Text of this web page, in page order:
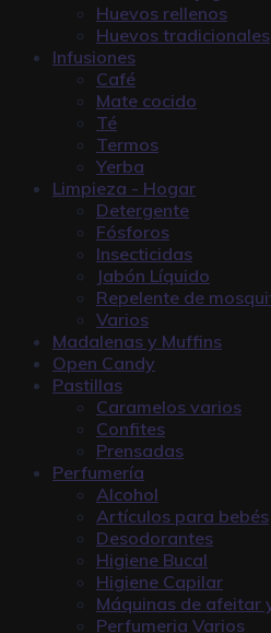
Huevos rellenos
Huevos tradicionales
Infusiones
Café
Mate cocido
Té
Termos
Yerba
Limpieza - Hogar
Detergente
Fósforos
Insecticidas
Jabón Líquido
Repelente de
Varios
Madalenas y Muffins
Open Candy
Pastillas
Caramelos varios
Confites
Prensadas
Perfumería
Alcohol
Artículos para bebés
Desodorantes
Higiene Bucal
Higiene Capilar
Máquinas de afeitar
Perfumeria Varios